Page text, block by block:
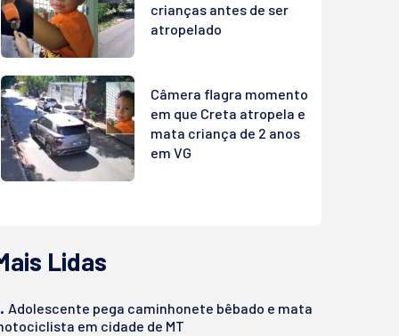
crianças antes de ser
atropelado
Câmera flagra momento
em que Creta atropela e
mata criança de 2 anos
em VG
Lidas
Adolescente pega caminhonete bêbado e mata
em cidade de MT